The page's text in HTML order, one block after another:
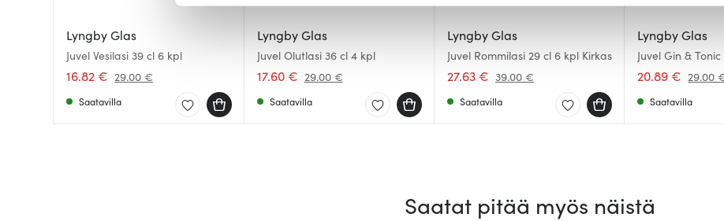
ja kävijämäärämme analysoimiseen. Lisäksi jaamme sosiaalisen median, mainosalan ja
kumppaneillemme tietoja siitä, miten käytät sivustoamme. Kumppanimme voivat yhdistää näitä
Lyngby Glas
Juvel Vesilasi 39 cl 6 kpl
16.82 € 29.00 €
Saatavilla
Lyngby Glas
Juvel Olutlasi 36 cl 4 kpl
17.60 € 29.00 €
Saatavilla
Lyngby Glas
Juvel Rommilasi 29 cl 6 kpl Kirkas
27.63 € 39.00 €
Saatavilla
Lyngby Glas
Juvel Gin &
Kirkas
20.89 € 29.00
Saatavilla
Saatat pitää myös näistä